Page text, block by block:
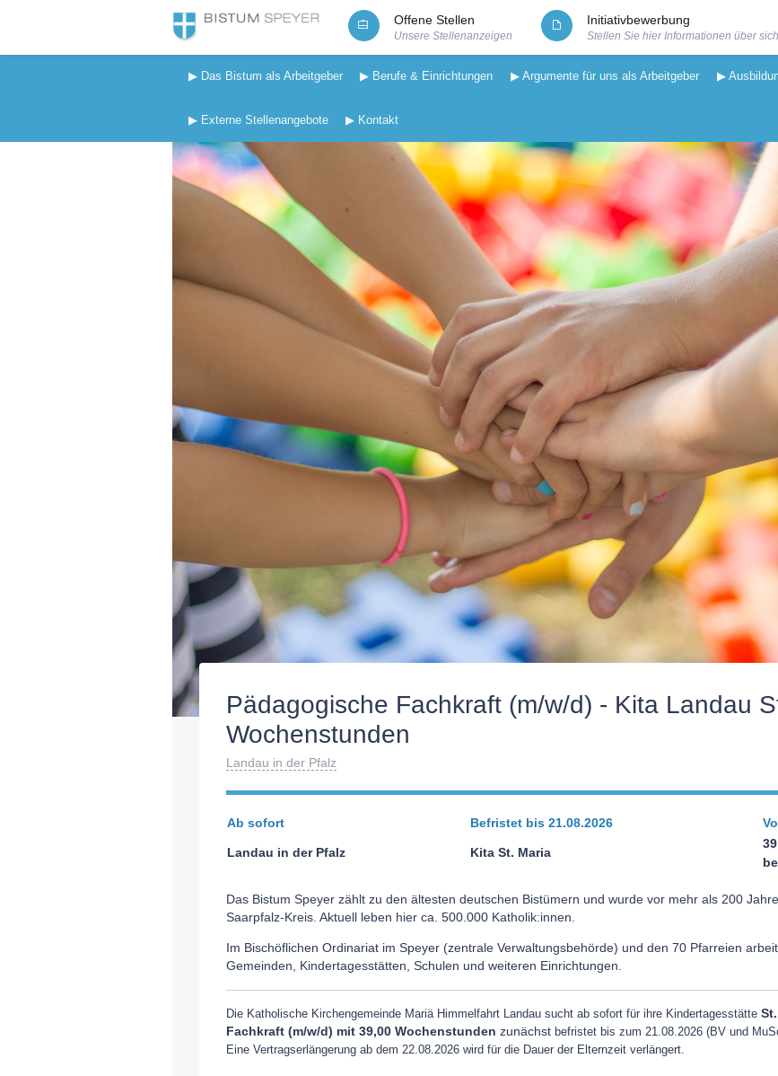
Offene Stellen
Unsere Stellenanzeigen
Initiativbewerbung
Stellen Sie hier Informationen über
▶ Das Bistum als Arbeitgeber ▶ Berufe & Einrichtungen ▶ Argumente für uns als Arbeitgeber ▶
▶ Externe Stellenangebote ▶ Kontakt
Pädagogische Fachkraft (m/w/d) - Kita Landau
Wochenstunden
Landau in der Pfalz
Ab sofort Befristet bis 21.08.2026
Landau in der Pfalz Kita St. Maria
Das Bistum Speyer zählt zu den ältesten deutschen Bistümern und wurde vor mehr als 200
Saarpfalz-Kreis. Aktuell leben hier ca. 500.000 Katholik:innen.
Im Bischöflichen Ordinariat im Speyer (zentrale Verwaltungsbehörde) und den 70 Pfarreien
Gemeinden, Kindertagesstätten, Schulen und weiteren Einrichtungen.
Die Katholische Kirchengemeinde Mariä Himmelfahrt Landau sucht ab sofort für ihre Kindertagesstätte
Fachkraft (m/w/d) mit 39,00 Wochenstunden zunächst befristet bis zum 21.08.2026 (BV und
Eine Vertragserlängerung ab dem 22.08.2026 wird für die Dauer der Elternzeit verlängert.